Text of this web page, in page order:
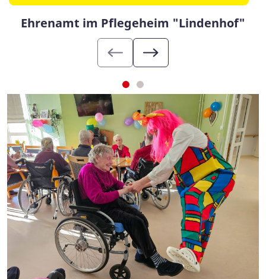
Ehrenamt im Pflegeheim "Lindenhof"